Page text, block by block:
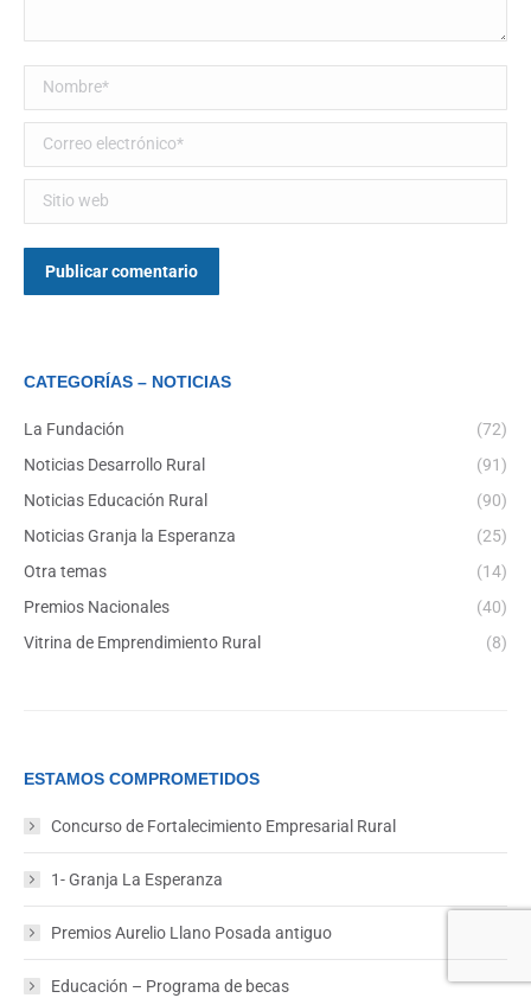
Nombre *
Correo electrónico *
Sitio web
Publicar comentario
CATEGORÍAS – NOTICIAS
La Fundación
(72)
Noticias Desarrollo Rural
(91)
Noticias Educación Rural
(90)
Noticias Granja la Esperanza
(25)
Otra temas
(14)
Premios Nacionales
(40)
Vitrina de Emprendimiento Rural
(8)
ESTAMOS COMPROMETIDOS
Concurso de Fortalecimiento Empresarial Rural
1- Granja La Esperanza
Premios Aurelio Llano Posada antiguo
Educación – Programa de becas